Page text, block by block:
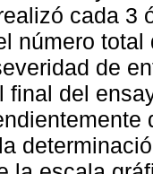
cada 3
número
de
final del